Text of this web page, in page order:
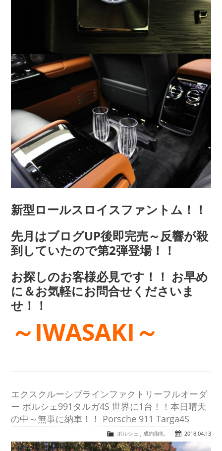
新型ロールスロイスファントム！！
先月はブログUP後即完売～反響が殺
到していたので第2弾登場！！
お探しのお客様必見です！！ お早め
に＆お気軽にお問合せくださいま
せ！！
～IWASAKI～
エクスクルーシブラインファクトリーフルオーダ
ー ポルシェ991タルガ4S 世界に1台！！本日晴天
の中～無事に納車！！ Porsche 911 Targa4S
2018.04.13
ポルシェ 成約御礼